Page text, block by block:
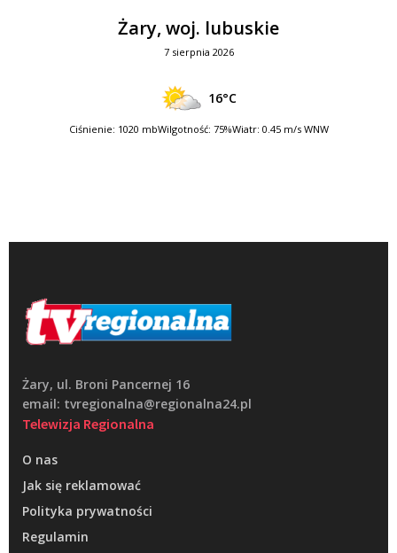
Żary, woj. lubuskie
7 sierpnia 2026
16°C
Ciśnienie: 1020 mbWilgotność: 75%Wiatr: 0.45 m/s WNW
Żary, ul. Broni Pancernej 16
email: tvregionalna@regionalna24.pl
Telewizja Regionalna
O nas
Jak się reklamować
Polityka prywatności
Regulamin